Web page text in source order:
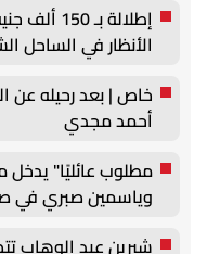
إطلالة
الأنظار في الساحل
خاص | بعد رحيله عن
أحمد مجدي
مطلوب عائليًا" يدخل
وياسمين صبري في صيف